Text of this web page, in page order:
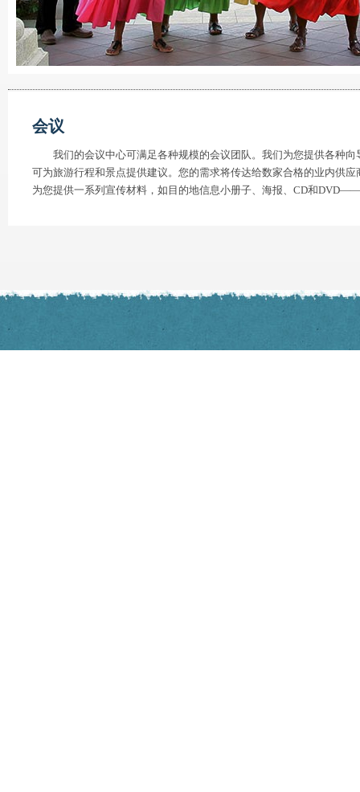
会议
我们的会议中心可满足各种规模的会议团队。我们为您提供各种向
可为旅游行程和景点提供建议。您的需求将传达给数家合格的业内供
为您提供一系列宣传材料，如目的地信息小册子、海报、CD和